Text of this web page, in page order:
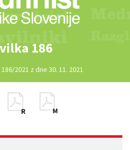
186
2021 z dne 30. 11. 2021